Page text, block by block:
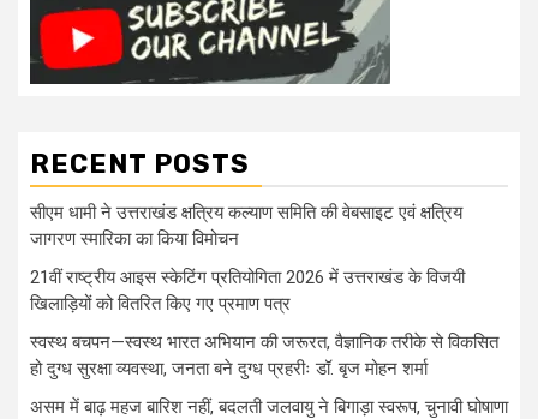
RECENT POSTS
सीएम धामी ने उत्तराखंड क्षत्रिय कल्याण समिति की वेबसाइट एवं क्षत्रिय
जागरण स्मारिका का किया विमोचन
21वीं राष्ट्रीय आइस स्केटिंग प्रतियोगिता 2026 में उत्तराखंड के विजयी
खिलाड़ियों को वितरित किए गए प्रमाण पत्र
स्वस्थ बचपन—स्वस्थ भारत अभियान की जरूरत, वैज्ञानिक तरीके से विकसित
हो दुग्ध सुरक्षा व्यवस्था, जनता बने दुग्ध प्रहरीः डॉ. बृज मोहन शर्मा
असम में बाढ़ महज बारिश नहीं, बदलती जलवायु ने बिगाड़ा स्वरूप, चुनावी घोषाणा